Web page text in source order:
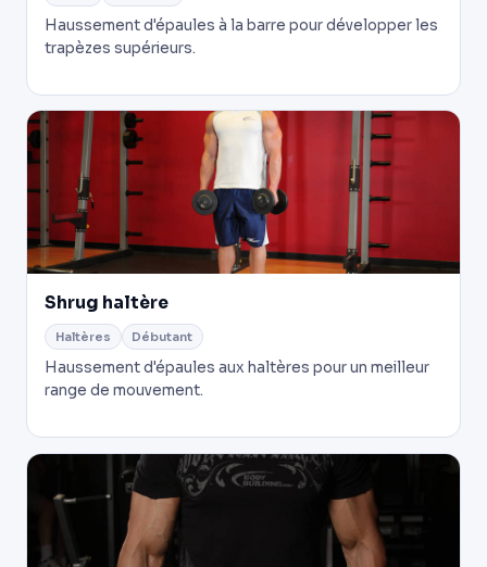
Haussement d'épaules à la barre pour développer les
trapèzes supérieurs.
Shrug haltère
Haltères Débutant
Haussement d'épaules aux haltères pour un meilleur
range de mouvement.